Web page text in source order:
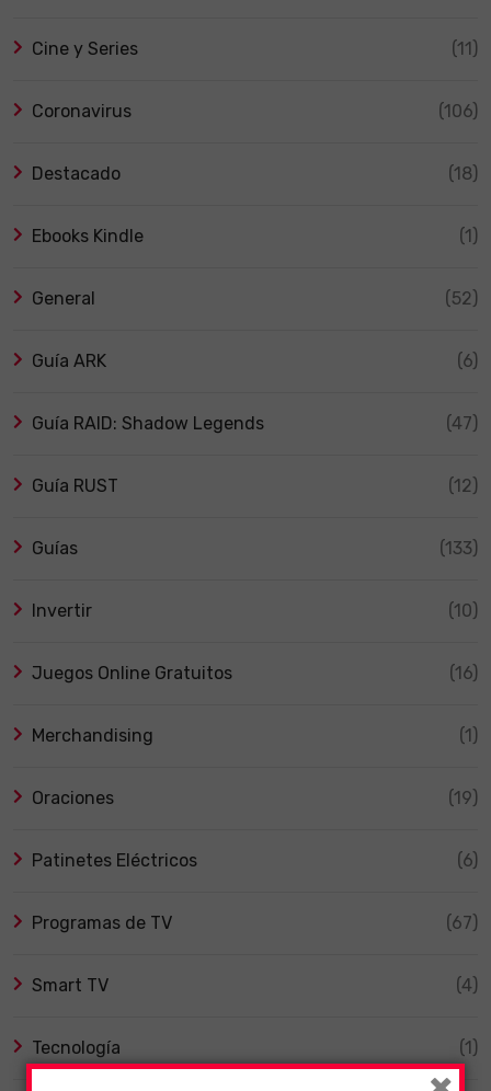
Cine y Series (11)
Coronavirus (106)
Destacado (18)
Ebooks Kindle (1)
General (52)
Guía ARK (6)
Guía RAID: Shadow Legends (47)
Guía RUST (12)
Guías (133)
Invertir (10)
Juegos Online Gratuitos (16)
Merchandising (1)
Oraciones (19)
Patinetes Eléctricos (6)
Programas de TV (67)
Smart TV (4)
Tecnología (1)